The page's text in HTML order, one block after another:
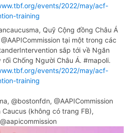
events/2022/may/acf-
training
Quỹ Cộng đồng Châu Á
tại một trong các
sắp tới về Ngăn
rối Chống Người Châu Á. #mapoli.
events/2022/may/acf-
training
@bostonfdn, @AAPICommission
Caucus (không có trang FB),